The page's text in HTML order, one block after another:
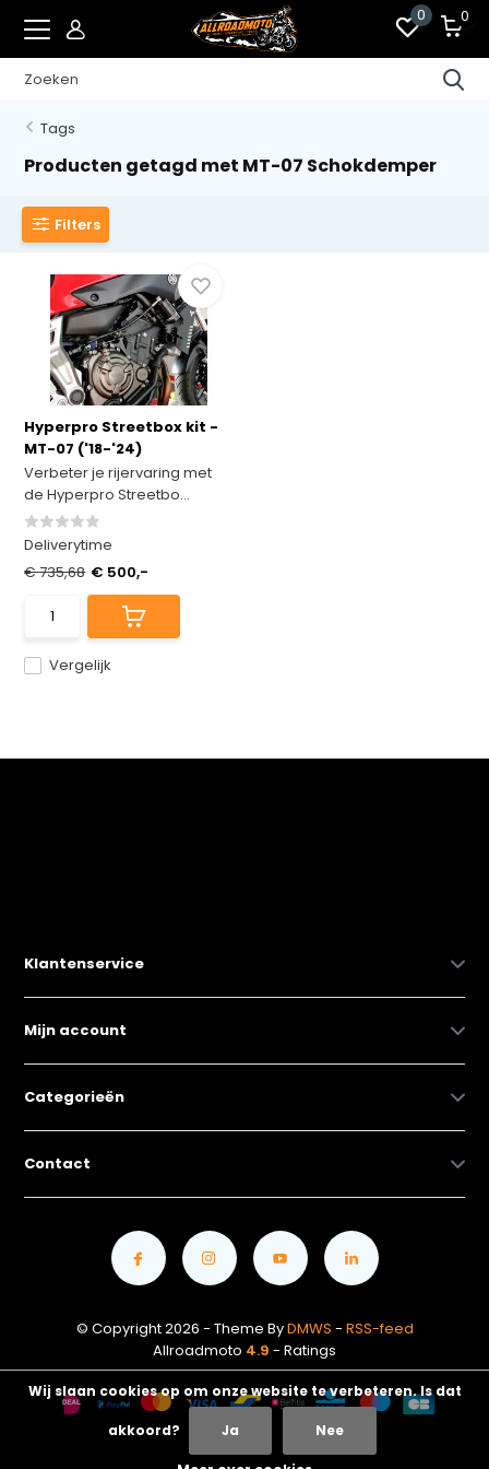
0 0
Tags
Producten getagd met MT-07 Schokdemper
Filters
Hyperpro Streetbox kit -
MT-07 ('18-'24)
Verbeter je rijervaring met
de Hyperpro Streetbo...
Deliverytime
Vergelijk
€ 735,68 € 500,-
Klantenservice
Mijn account
Categorieën
Contact
© Copyright 2026 - Theme ByDMWS - RSS-feed
Allroadmoto 4.9 - Ratings
Wij slaan cookies op om onze website te verbeteren. Is dat
akkoord? Ja Nee